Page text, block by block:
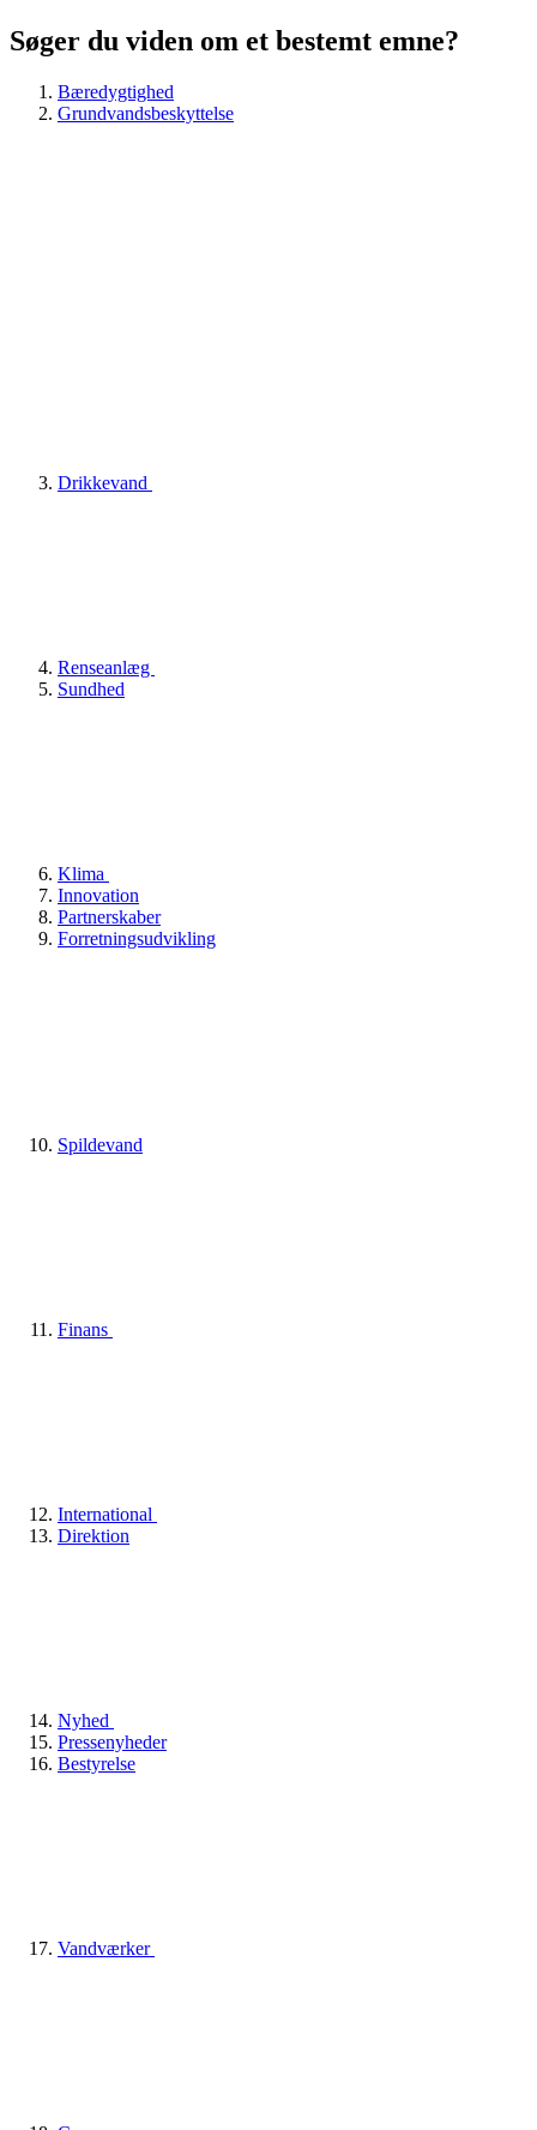
Søger du viden om et bestemt emne?
Bæredygtighed
Grundvandsbeskyttelse
Drikkevand
Renseanlæg
Sundhed
Klima
Innovation
Partnerskaber
Forretningsudvikling
Spildevand
Finans
International
Direktion
Nyhed
Pressenyheder
Bestyrelse
Vandværker